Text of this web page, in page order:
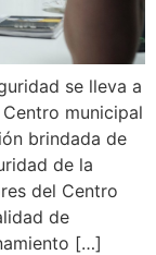
se lleva a
municipal
brindada de
de la
del Centro
de
[…]